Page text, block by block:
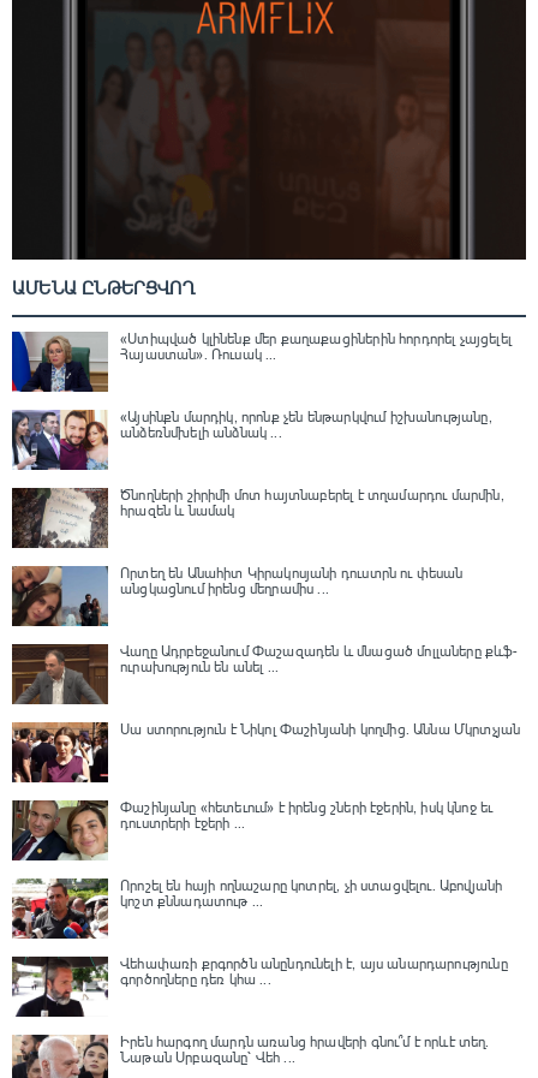
ԱՄԵՆԱ ԸՆԹԵՐՑՎՈՂ
«Ստիպված կլինենք մեր քաղաքացիներին հորդորել չայցելել
Հայաստան»․ Ռուսակ ...
«Այսինքն մարդիկ, որոնք չեն ենթարկվում իշխանությանը,
անձեռնմխելի անձնակ ...
Ծնողների շիրիմի մոտ հայտնաբերել է տղամարդու մարմին,
հրազեն և նամակ
Որտեղ են Անահիտ Կիրակոսյանի դուստրն ու փեսան
անցկացնում իրենց մեղրամիս ...
Վաղը Ադրբեջանում Փաշազադեն և մնացած մոլլաները քևֆ-
ուրախություն են անել ...
Սա ստորություն է Նիկոլ Փաշինյանի կողմից․ Աննա Մկրտչյան
Փաշինյանը «հետեւում» է իրենց շների էջերին, իսկ կնոջ եւ
դուստրերի էջերի ...
Որոշել են հայի ողնաշարը կոտրել, չի ստացվելու․ Աբովյանի
կոշտ քննադատութ ...
Վեհափառի քրգործն անընդունելի է, այս անարդարությունը
գործողները դեռ կհա ...
Իրեն հարգող մարդն առանց հրավերի գնու՞մ է որևէ տեղ.
Նաթան Սրբազանը՝ Վեհ ...